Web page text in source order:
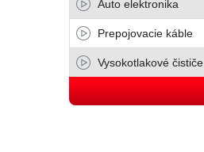
Auto elektronika
Prepojovacie káble
Vysokotlakové čističe